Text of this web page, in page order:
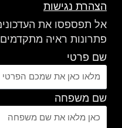
a
g
a
m
הצהרת נגישות
אל תפספסו את
פתרונות ראיה מתקדמים
שם פרטי
שם משפחה